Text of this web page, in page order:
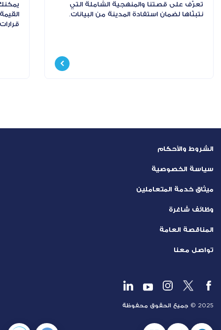
تعرّف على قصتنا والمنهجية الشاملة التي
نتبنّاها لضمان استفادة المدينة من البيانات.
الشروط والأحكام
سياسة الخصوصية
ميثاق خدمة المتعاملين
وظائف شاغرة
المناقصة العامة
تواصل معنا
2025 © جميع الحقوق محفوظة